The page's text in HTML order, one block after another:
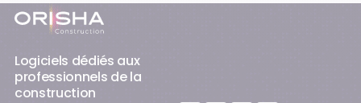
Pied-de-page
Logiciels dédiés aux
professionnels de la
construction